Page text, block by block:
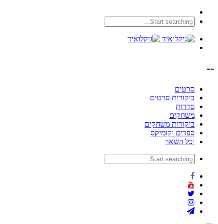
--
סרטים
ביקורות סרטים
סדרות
משחקים
ביקורות משחקים
ספרים וקומיקס
וכל השאר